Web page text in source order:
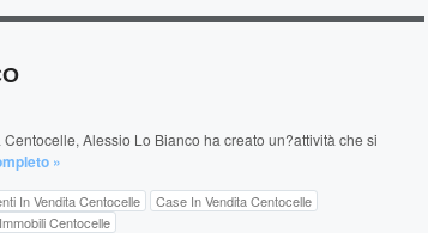
Alessio Lo Bianco ha creato un?attività che si
»
In Vendita Centocelle
Case In Vendita Centocelle
Centocelle